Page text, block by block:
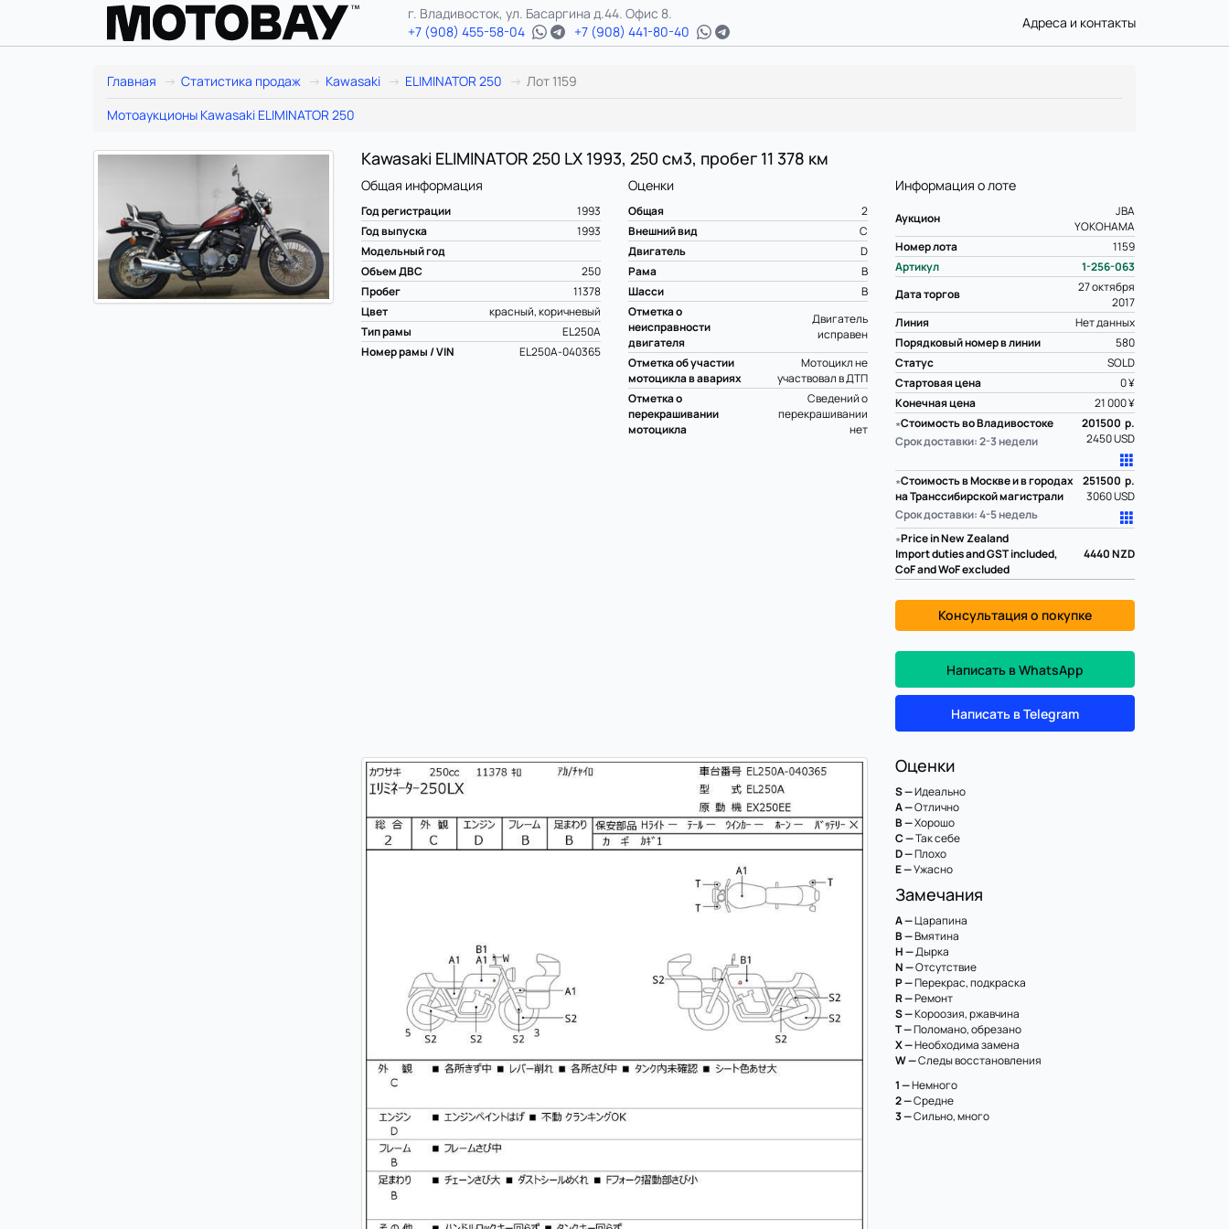
г. Владивосток, ул. Басаргина д.44. Офис 8.
+7 (908) 455-58-04
+7 (908) 441-80-40
Адреса и контакты
Главная Статистика продаж Kawasaki ELIMINATOR 250
Лот 1159
Мотоаукционы Kawasaki ELIMINATOR 250
Kawasaki ELIMINATOR 250 LX 1993, 250 см3, пробег 11 378 км
Информация о лоте
Аукцион
JBA
YOKOHAMA
Номер лота
1159
Артикул
1-256-063
Дата торгов
27 октября
2017
Линия
Нет данных
Порядковый номер в линии
580
Статус
SOLD
Стартовая цена
0 ¥
Конечная цена
21 000 ¥
∗Стоимость во Владивостоке
Срок доставки: 2-3 недели
201500 р.
2450 USD
∗Стоимость в Москве и в городах
на Транссибирской магистрали
Срок доставки: 4-5 недель
251500 р.
3060 USD
∗Price in New Zealand
Import duties and GST included,
CoF and WoF excluded
4440NZD
Консультация о покупке
Написать в WhatsApp
Написать в Telegram
Общая информация
Год регистрации
1993
Год выпуска
1993
Модельный год
Объем ДВС
250
Пробег
11378
Цвет
красный, коричневый
Тип рамы
EL250A
Номер рамы / VIN
EL250A-040365
Оценки
Общая
2
Внешний вид
C
Двигатель
D
Рама
B
Шасси
B
Отметка о
неисправности
двигателя
Двигатель
исправен
Отметка об участии
мотоцикла в авариях
Мотоцикл не
участвовал в ДТП
Отметка о
перекрашивании
мотоцикла
Сведений о
перекрашивании
нет
Оценки
S —Идеально
A —Отлично
B —Хорошо
C —Так себе
D —Плохо
E —Ужасно
Замечания
A —Царапина
B —Вмятина
H —Дырка
N —Отсутствие
P —Перекрас, подкраска
R —Ремонт
S —Короозия, ржавчина
T —Поломано, обрезано
X —Необходима замена
W —Следы восстановления
1 —Немного
2 —Средне
3 —Сильно, много